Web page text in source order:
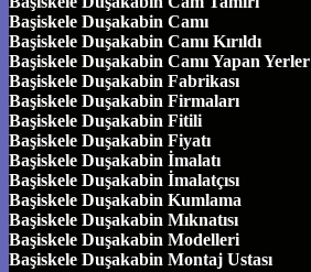
Başiskele Duşakabin Camı
Başiskele Duşakabin Camı Kırıldı
Başiskele Duşakabin Camı Yapan Yerler
Başiskele Duşakabin Fabrikası
Başiskele Duşakabin Firmaları
Başiskele Duşakabin Fitili
Başiskele Duşakabin Fiyatı
Başiskele Duşakabin İmalatı
Başiskele Duşakabin İmalatçısı
Başiskele Duşakabin Kumlama
Başiskele Duşakabin Mıknatısı
Başiskele Duşakabin Modelleri
Başiskele Duşakabin Montaj Ustası